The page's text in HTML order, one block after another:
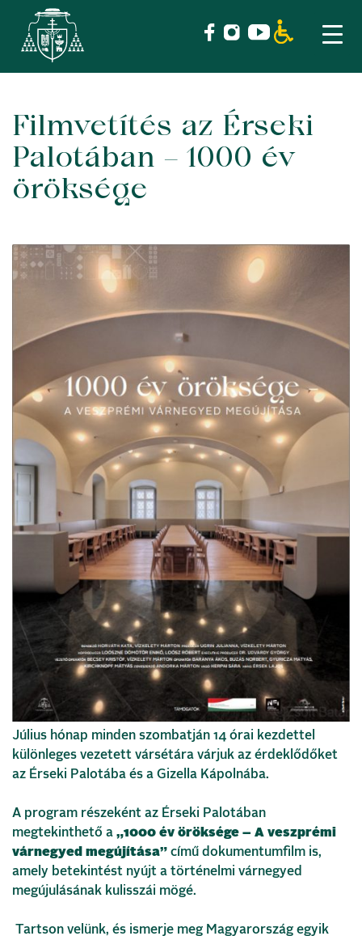
Skip
content
Filmvetítés az Érseki
Palotában – 1000 év
öröksége
Július hónap minden szombatján 14 órai kezdettel
különleges vezetett vársétára várjuk az érdeklődőket
az Érseki Palotába és a Gizella Kápolnába.
A program részeként az Érseki Palotában
megtekinthető a „1000 év öröksége – A veszprémi
várnegyed megújítása” című dokumentumfilm is,
amely betekintést nyújt a történelmi várnegyed
megújulásának kulisszái mögé.
Tartson velünk, és ismerje meg Magyarország egyik